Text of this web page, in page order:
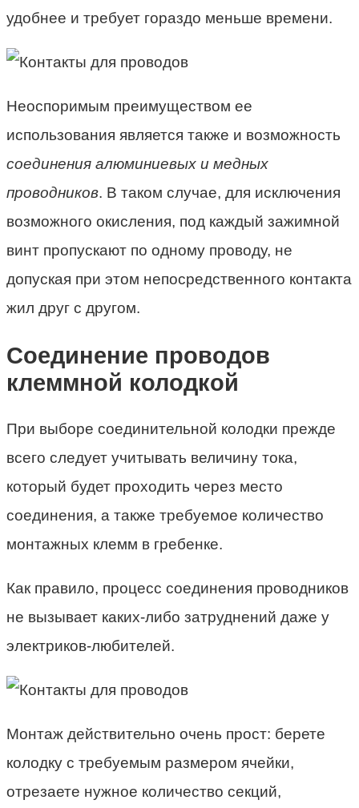
удобнее и требует гораздо меньше времени.
Неоспоримым преимуществом ее
использования является также и возможность
соединения алюминиевых и медных
проводников. В таком случае, для исключения
возможного окисления, под каждый зажимной
винт пропускают по одному проводу, не
допуская при этом непосредственного контакта
жил друг с другом.
Соединение проводов
клеммной колодкой
При выборе соединительной колодки прежде
всего следует учитывать величину тока,
который будет проходить через место
соединения, а также требуемое количество
монтажных клемм в гребенке.
Как правило, процесс соединения проводников
не вызывает каких-либо затруднений даже у
электриков-любителей.
Монтаж действительно очень прост: берете
колодку с требуемым размером ячейки,
отрезаете нужное количество секций,